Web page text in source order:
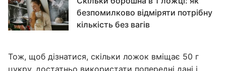
безпомилково відміряти потрібну
кількість без вагів
Тож, щоб дізнатися, скільки ложок вміщає 50 г
цукру, достатньо використати попередні дані і